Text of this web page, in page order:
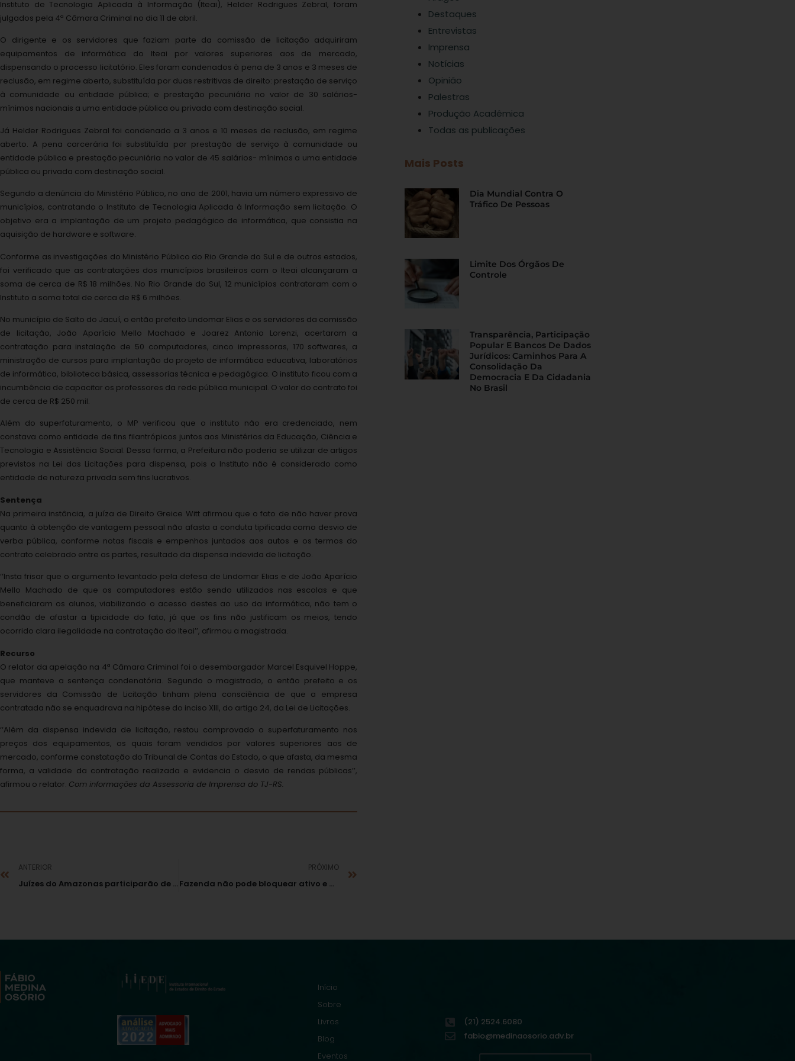
Instituto de Tecnologia Aplicada à Informação (Iteai), Helder Rodrigues Zebral, foram
julgados pela 4ª Câmara Criminal no dia 11 de abril.
O dirigente e os servidores que faziam parte da comissão de licitação adquiriram
equipamentos de informática do Iteai por valores superiores aos de mercado,
dispensando o processo licitatório. Eles foram condenados à pena de 3 anos e 3 meses de
reclusão, em regime aberto, substituída por duas restritivas de direito: prestação de serviço
à comunidade ou entidade pública; e prestação pecuniária no valor de 30 salários-
mínimos nacionais a uma entidade pública ou privada com destinação social.
Já Helder Rodrigues Zebral foi condenado a 3 anos e 10 meses de reclusão, em regime
aberto. A pena carcerária foi substituída por prestação de serviço à comunidade ou
entidade pública e prestação pecuniária no valor de 45 salários- mínimos a uma entidade
pública ou privada com destinação social.
Segundo a denúncia do Ministério Público, no ano de 2001, havia um número expressivo de
municípios, contratando o Instituto de Tecnologia Aplicada à Informação sem licitação. O
objetivo era a implantação de um projeto pedagógico de informática, que consistia na
aquisição de hardware e software.
Conforme as investigações do Ministério Público do Rio Grande do Sul e de outros estados,
foi verificado que as contratações dos municípios brasileiros com o Iteai alcançaram a
soma de cerca de R$ 18 milhões. No Rio Grande do Sul, 12 municípios contrataram com o
Instituto a soma total de cerca de R$ 6 milhões.
No município de Salto do Jacuí, o então prefeito Lindomar Elias e os servidores da comissão
de licitação, João Aparício Mello Machado e Joarez Antonio Lorenzi, acertaram a
contratação para instalação de 50 computadores, cinco impressoras, 170 softwares, a
ministração de cursos para implantação do projeto de informática educativa, laboratórios
de informática, biblioteca básica, assessorias técnica e pedagógica. O instituto ficou com a
incumbência de capacitar os professores da rede pública municipal. O valor do contrato foi
de cerca de R$ 250 mil.
Além do superfaturamento, o MP verificou que o instituto não era credenciado, nem
constava como entidade de fins filantrópicos juntos aos Ministérios da Educação, Ciência e
Tecnologia e Assistência Social. Dessa forma, a Prefeitura não poderia se utilizar de artigos
previstos na Lei das Licitações para dispensa, pois o Instituto não é considerado como
entidade de natureza privada sem fins lucrativos.
Sentença
Na primeira instância, a juíza de Direito Greice Witt afirmou que o fato de não haver prova
quanto à obtenção de vantagem pessoal não afasta a conduta tipificada como desvio de
verba pública, conforme notas fiscais e empenhos juntados aos autos e os termos do
contrato celebrado entre as partes, resultado da dispensa indevida de licitação.
‘‘Insta frisar que o argumento levantado pela defesa de Lindomar Elias e de João Aparício
Mello Machado de que os computadores estão sendo utilizados nas escolas e que
beneficiaram os alunos, viabilizando o acesso destes ao uso da informática, não tem o
condão de afastar a tipicidade do fato, já que os fins não justificam os meios, tendo
ocorrido clara ilegalidade na contratação do Iteai’’, afirmou a magistrada.
Recurso
O relator da apelação na 4ª Câmara Criminal foi o desembargador Marcel Esquivel Hoppe,
que manteve a sentença condenatória. Segundo o magistrado, o então prefeito e os
servidores da Comissão de Licitação tinham plena consciência de que a empresa
contratada não se enquadrava na hipótese do inciso XIII, do artigo 24, da Lei de Licitações.
‘‘Além da dispensa indevida de licitação, restou comprovado o superfaturamento nos
preços dos equipamentos, os quais foram vendidos por valores superiores aos de
mercado, conforme constatação do Tribunal de Contas do Estado, o que afasta, da mesma
forma, a validade da contratação realizada e evidencia o desvio de rendas públicas’’,
afirmou o relator. Com informações da Assessoria de Imprensa do TJ-RS.
ANTERIOR
Juízes do Amazonas participarão de curso sobre Improbidade Administrativa
PRÓXIMO
Fazenda não pode bloquear ativo e parcelar débito
Destaques
Entrevistas
Imprensa
Notícias
Opinião
Palestras
Produção Acadêmica
Todas as publicações
Mais Posts
Dia Mundial Contra O
Tráfico De Pessoas
Limite Dos Órgãos De
Controle
Transparência, Participação
Popular E Bancos De Dados
Jurídicos: Caminhos Para A
Consolidação Da
Democracia E Da Cidadania
No Brasil
Início
Sobre
Livros
Blog
Eventos
(21) 2524.6080
fabio@medinaosorio.adv.br